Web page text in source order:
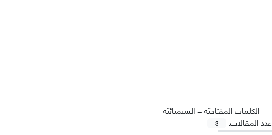
الکلمات المفتاحيّة =السيميائيّة
عدد المقالات:
3